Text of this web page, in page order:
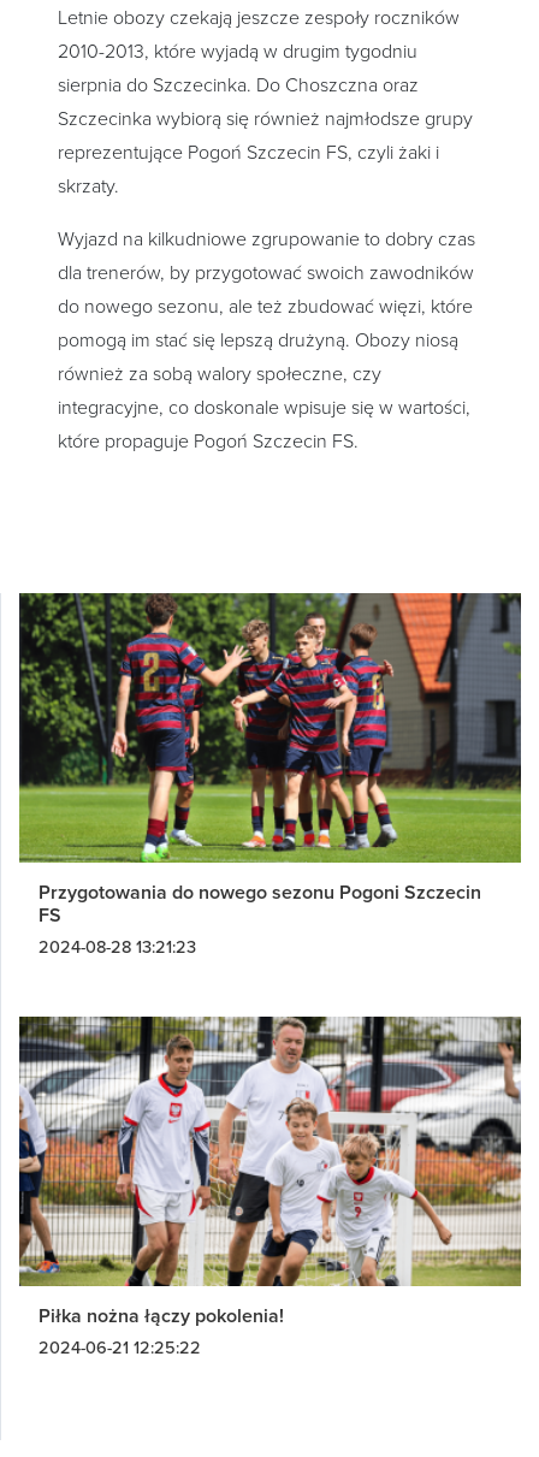
Letnie obozy czekają jeszcze zespoły roczników
2010-2013, które wyjadą w drugim tygodniu
sierpnia do Szczecinka. Do Choszczna oraz
Szczecinka wybiorą się również najmłodsze grupy
reprezentujące Pogoń Szczecin FS, czyli żaki i
skrzaty.
Wyjazd na kilkudniowe zgrupowanie to dobry czas
dla trenerów, by przygotować swoich zawodników
do nowego sezonu, ale też zbudować więzi, które
pomogą im stać się lepszą drużyną. Obozy niosą
również za sobą walory społeczne, czy
integracyjne, co doskonale wpisuje się w wartości,
które propaguje Pogoń Szczecin FS.
Przygotowania do nowego sezonu Pogoni Szczecin
FS
2024-08-28 13:21:23
Piłka nożna łączy pokolenia!
2024-06-21 12:25:22